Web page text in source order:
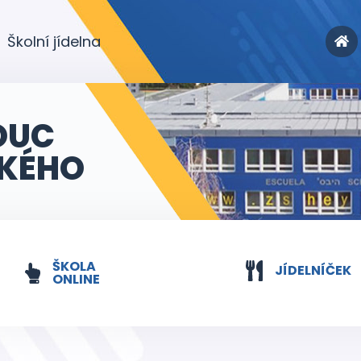
Školní jídelna
ŠKOLA
ONLINE JÍDELNÍČEK